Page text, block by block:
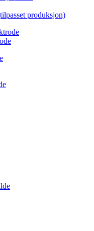
produksjon)